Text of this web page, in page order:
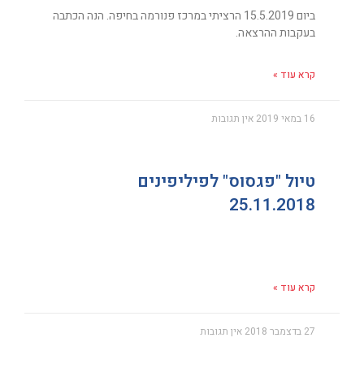
ביום 15.5.2019 הרציתי במרכז פנורמה בחיפה. הנה הכתבה
בעקבות ההרצאה.
קרא עוד »
16 במאי 2019 אין תגובות
טיול "פגסוס" לפיליפינים
25.11.2018
קרא עוד »
27 בדצמבר 2018 אין תגובות